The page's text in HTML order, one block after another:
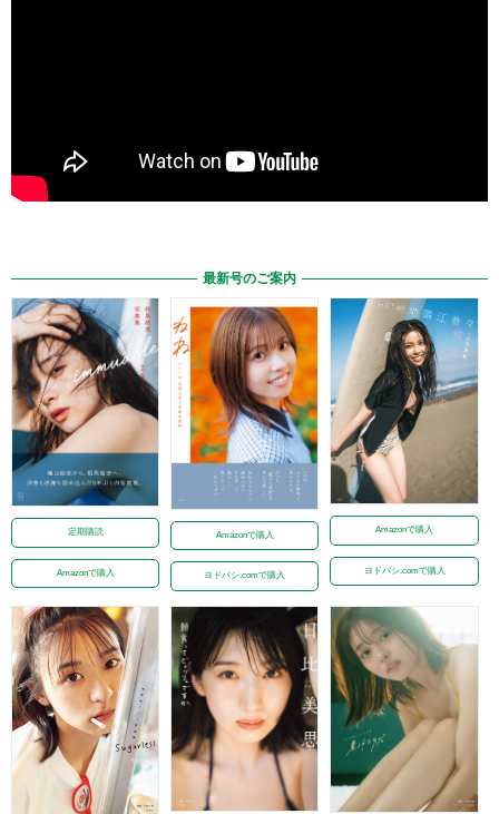
最新号のご案内
定期購読
Amazonで購入
Amazonで購入
ヨドバシ.comで購入
Amazonで購入
ヨドバシ.comで購入